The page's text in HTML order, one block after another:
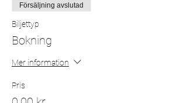
Försäljning avslutad
Biljettyp
Bokning
Mer information
Pris